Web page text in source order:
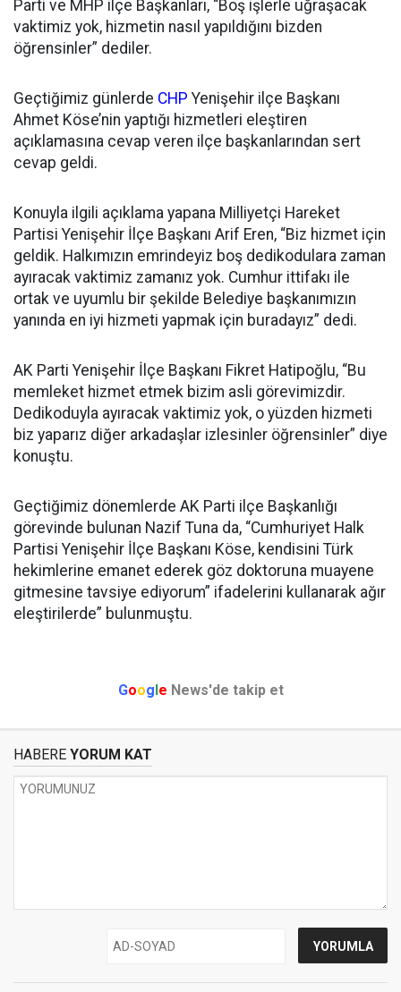
Parti ve MHP ilçe Başkanları, “Boş işlerle uğraşacak
vaktimiz yok, hizmetin nasıl yapıldığını bizden
öğrensinler” dediler.
Geçtiğimiz günlerde CHP Yenişehir ilçe Başkanı
Ahmet Köse’nin yaptığı hizmetleri eleştiren
açıklamasına cevap veren ilçe başkanlarından sert
cevap geldi.
Konuyla ilgili açıklama yapana Milliyetçi Hareket
Partisi Yenişehir İlçe Başkanı Arif Eren, “Biz hizmet için
geldik. Halkımızın emrindeyiz boş dedikodulara zaman
ayıracak vaktimiz zamanız yok. Cumhur ittifakı ile
ortak ve uyumlu bir şekilde Belediye başkanımızın
yanında en iyi hizmeti yapmak için buradayız” dedi.
AK Parti Yenişehir İlçe Başkanı Fikret Hatipoğlu, “Bu
memleket hizmet etmek bizim asli görevimizdir.
Dedikoduyla ayıracak vaktimiz yok, o yüzden hizmeti
biz yaparız diğer arkadaşlar izlesinler öğrensinler” diye
konuştu.
Geçtiğimiz dönemlerde AK Parti ilçe Başkanlığı
görevinde bulunan Nazif Tuna da, “Cumhuriyet Halk
Partisi Yenişehir İlçe Başkanı Köse, kendisini Türk
hekimlerine emanet ederek göz doktoruna muayene
gitmesine tavsiye ediyorum” ifadelerini kullanarak ağır
eleştirilerde” bulunmuştu.
Google News'de takip et
HABERE YORUM KAT